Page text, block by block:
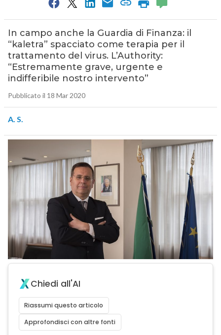
In campo anche la Guardia di Finanza: il
“kaletra” spacciato come terapia per il
trattamento del virus. L’Authority:
“Estremamente grave, urgente e
indifferibile nostro intervento”
Pubblicato il 18 Mar 2020
A. S.
Chiedi all'AI
Riassumi questo articolo
Approfondisci con altre fonti